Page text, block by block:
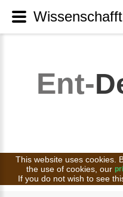
Ent-
This website uses cookies.
the use of cookies, our
If you do not wish to see